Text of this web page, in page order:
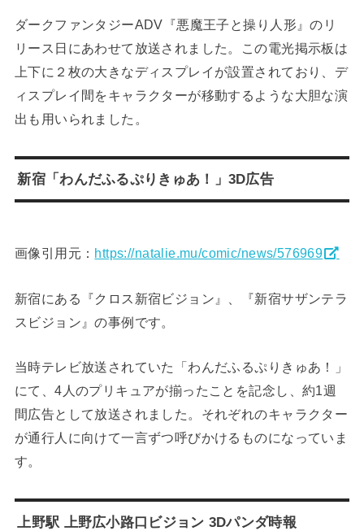
ダークファンタジーADV『悪魔王子と操り人形』のリ
リース日にあわせて放送されました。この電光掲示板は
上下に２枚の大きなディスプレイが設置されており、デ
ィスプレイ間をキャラクターが移動するような大胆な演
出も用いられました。
新宿「わんだふるぷりきゅあ！」3D広告
画像引用元： https://natalie.mu/comic/news/576969
新宿にある『クロス新宿ビジョン』、『新宿サザンテラ
スビジョン』の事例です。
当時テレビ放送されていた「わんだふるぷりきゅあ！」
にて、4人のプリキュアが揃ったことを記念し、約1週
間広告として放送されました。それぞれのキャラクター
が通行人に向けて一言ずつ呼びかけるものになっていま
す。
上野駅 上野広小路口ビジョン 3Dパンダ時報